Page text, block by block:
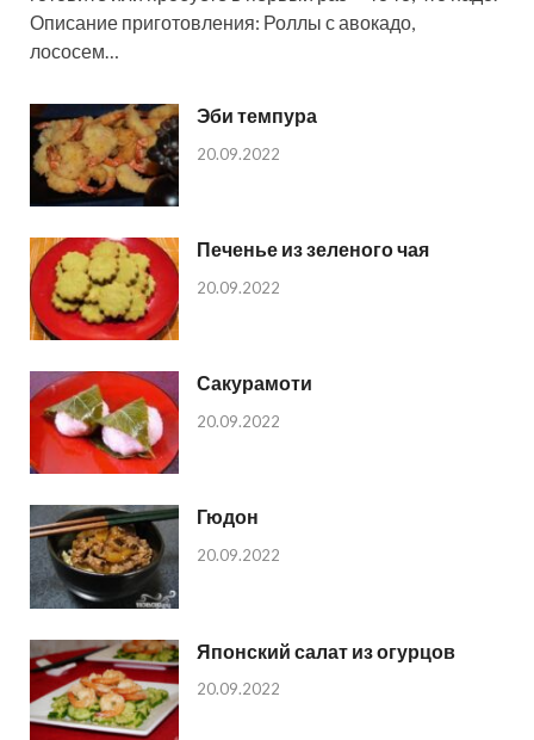
Описание приготовления: Роллы с авокадо,
лососем…
Эби темпура
20.09.2022
Печенье из зеленого чая
20.09.2022
Сакурамоти
20.09.2022
Гюдон
20.09.2022
Японский салат из огурцов
20.09.2022